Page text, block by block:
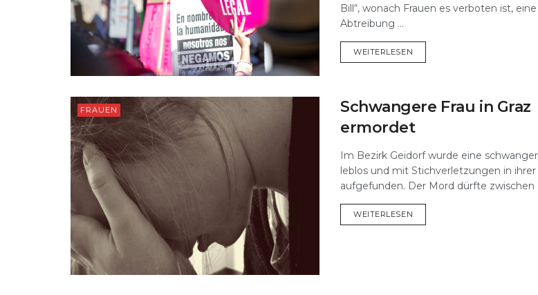
Bill“, wonach Frauen es verboten ist, eine
Abtreibung ...
WEITERLESEN
FRAUEN
Schwangere Frau in Graz
ermordet
Im Bezirk Geidorf wurde eine
leblos und mit Stichverletzungen in
aufgefunden. Der Mord dürfte zwischen
WEITERLESEN